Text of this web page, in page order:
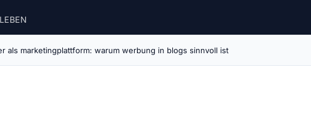
als marketingplattform: warum werbung in blogs sinnvoll ist